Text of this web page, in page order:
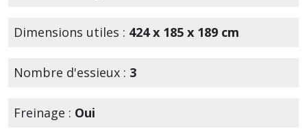
Dimensions utiles : 424 x 185 x 189 cm
Nombre d'essieux : 3
Freinage : Oui